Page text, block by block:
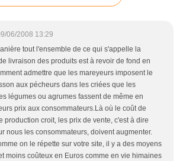
06/2008 13:29
tout l'ensemble de ce qui s'appelle la
livraison des produits est à revoir de fond en
admettre que les mareyeurs imposent le
aux pécheurs dans les criées que les
légumes ou agrumes fassent de même en
prix aux consommateurs.Là où le coût de
production croit, les prix de vente, c'est à dire
nous les consommateurs, doivent augmenter.
on le répette sur votre site, il y a des moyens
moins coûteux en Euros comme en vie himaines